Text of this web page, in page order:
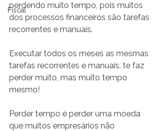
Fiscal
perdendo muito tempo, pois muitos
dos processos financeiros são tarefas
recorrentes e manuais.
Executar todos os meses as mesmas
tarefas recorrentes e manuais, te faz
perder muito, mas muito tempo
mesmo!
Perder tempo é perder uma moeda
que muitos empresários não